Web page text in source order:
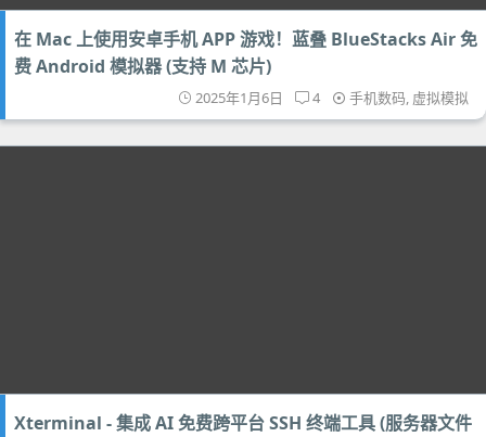
在 Mac 上使用安卓手机 APP 游戏！蓝叠 BlueStacks Air 免
费 Android 模拟器 (支持 M 芯片)
2025年1月6日 4 手机数码, 虚拟模拟
Xterminal - 集成 AI 免费跨平台 SSH 终端工具 (服务器文件